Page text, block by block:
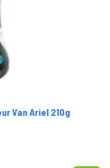
Van Ariel 210g